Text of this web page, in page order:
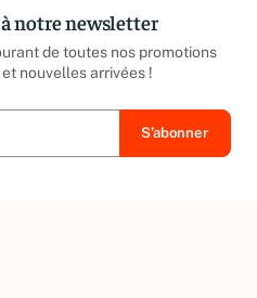
notre newsletter
de toutes nos promotions
nouvelles arrivées !